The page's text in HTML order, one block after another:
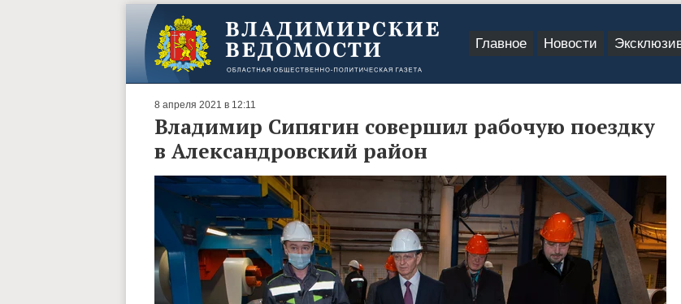
Главное Новости
8 апреля 2021 в 12:11
Владимир Сипягин совершил рабочую поездку
в Александровский район